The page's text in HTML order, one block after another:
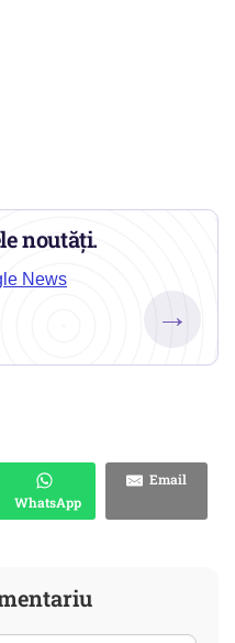
noutăți.
News
→
WhatsApp
Email